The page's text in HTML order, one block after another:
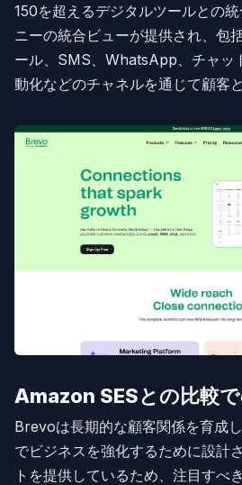
150を超えるデジタルツールとの
ニーの統合ビューが提供され、包
ール、SMS、WhatsApp、チャッ
動化などのチャネルを通じて顧客
Amazon SESとの比較
Brevoは長期的な顧客関係を育成
でビジネスを強化するために設計
トを提供しているため、注目すべ